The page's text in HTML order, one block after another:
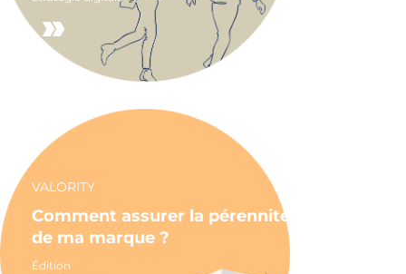
VALORITY
Comment assurer la pérennité
de ma marque ?
Édition